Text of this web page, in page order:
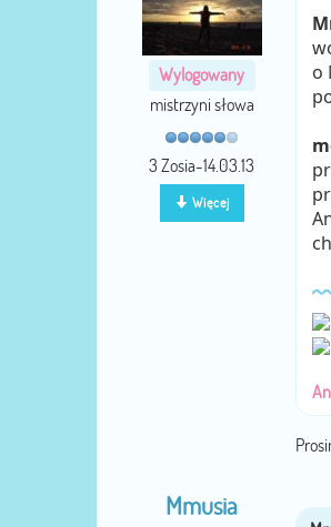
Wylogowany
mistrzyni słowa
3 Zosia-14.03.13
Więcej
o
Mmusia